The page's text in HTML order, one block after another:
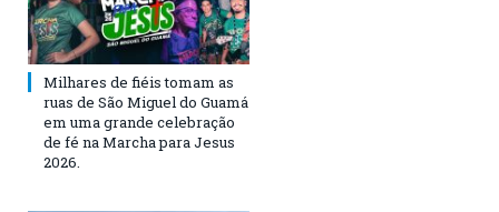
Milhares de fiéis tomam as
ruas de São Miguel do Guamá
em uma grande celebração
de fé na Marcha para Jesus
2026.